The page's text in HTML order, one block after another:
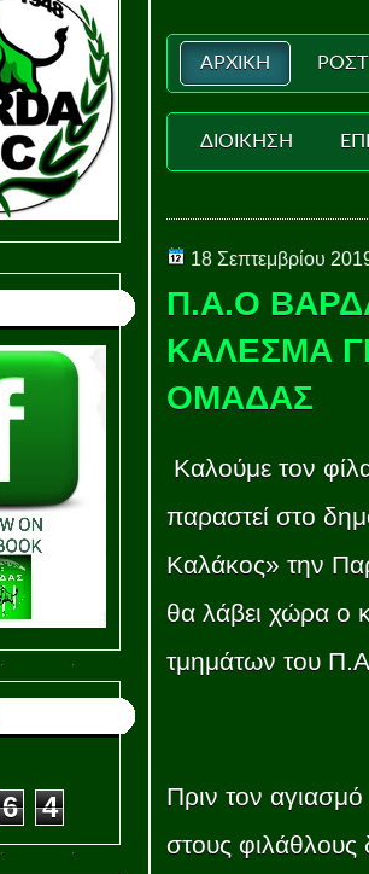
6
4
ΑΡΧΙΚΗ
ΔΙΟΙΚΗΣΗ
18 Σεπτεμβρίου
Π.Α.Ο
ΚΑΛΕΣΜΑ
ΟΜΑΔΑΣ
Καλούμε τον
παραστεί στο
Καλάκος» την
θα λάβει χώρα ο
τμημάτων του
Πριν τον
στους φιλάθλους